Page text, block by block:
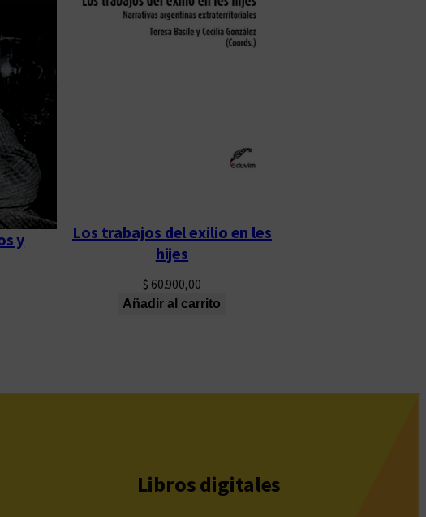
y
Los trabajos del exilio en les
hijes
$ 60.900,00
Añadir al carrito
Libros digitales